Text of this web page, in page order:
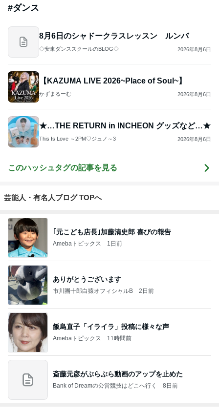
#ダンス
8月6日のシャドークラスレッスン ルンバ
◇安東ダンススクールのBLOG◇ 2026年8月6日
【KAZUMA LIVE 2026~Place of Soul~】
かずまるーむ 2026年8月6日
★…THE RETURN in INCHEON グッズなど…★
This Is Love ～2PM♡ジュノ～3 2026年8月6日
このハッシュタグの記事を見る
芸能人・有名人ブログ TOPへ
｢元こども店長｣加藤清史郎 喜びの報告
Amebaトピックス 1日前
ありがとうございます
市川團十郎白猿オフィシャルB 2日前
飯島直子「イライラ」投稿に様々な声
Amebaトピックス 11時間前
斎藤元彦がぶらぶら動画のアップを止めた
Bank of Dreamの公営競技はどこへ行く 8日前